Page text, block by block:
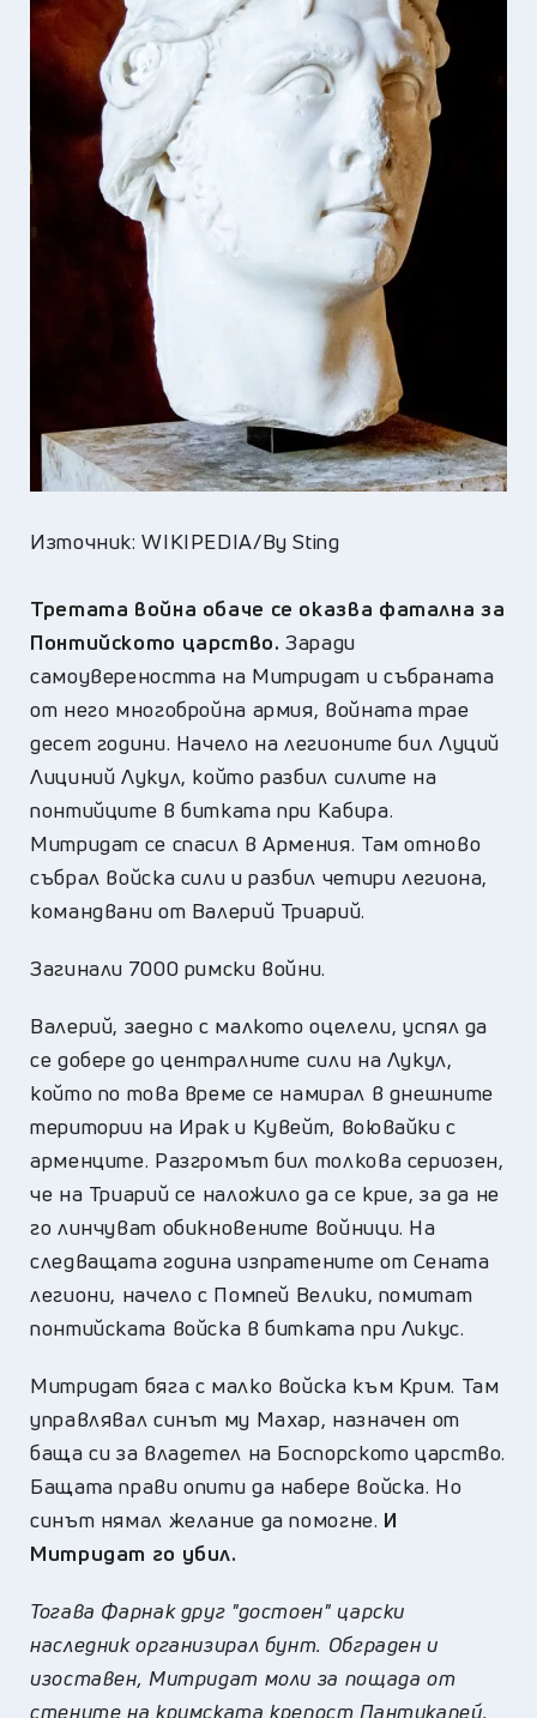
Източник: WIKIPEDIA/By Sting
Третата война обаче се оказва фатална за
Понтийското царство. Заради
самоувереността на Митридат и събраната
от него многобройна армия, войната трае
десет години. Начело на легионите бил Луций
Лициний Лукул, който разбил силите на
понтийците в битката при Кабира.
Митридат се спасил в Армения. Там отново
събрал войска сили и разбил четири легиона,
командвани от Валерий Триарий.
Загинали 7000 римски войни.
Валерий, заедно с малкото оцелели, успял да
се добере до централните сили на Лукул,
който по това време се намирал в днешните
територии на Ирак и Кувейт, воювайки с
арменците. Разгромът бил толкова сериозен,
че на Триарий се наложило да се крие, за да не
го линчуват обикновените войници. На
следващата година изпратените от Сената
легиони, начело с Помпей Велики, помитат
понтийската войска в битката при Ликус.
Митридат бяга с малко войска към Крим. Там
управлявал синът му Махар, назначен от
баща си за владетел на Боспорското царство.
Бащата прави опити да набере войска. Но
синът нямал желание да помогне. И
Митридат го убил.
Тогава Фарнак друг "достоен" царски
наследник организирал бунт. Обграден и
изоставен, Митридат моли за пощада от
стените на кримската крепост Пантикапей.